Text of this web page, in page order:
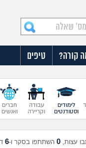
קורה? טיפים
לימודים
וסטודנטים
עבודה
וקריירה
חברים
ואנשים
עצות, 0 השתתפו בסקר ו-6